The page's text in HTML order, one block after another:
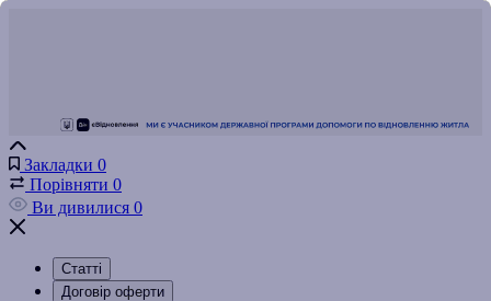
Закладки 0
Порівняти 0
Ви дивилися 0
Статті
Договір оферти